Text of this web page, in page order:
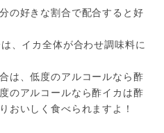
の好きな割合で配合すると好
、イカ全体が合わせ調味料に
は、低度のアルコールなら酢
のアルコールなら酢イカは酢
おいしく食べられますよ！